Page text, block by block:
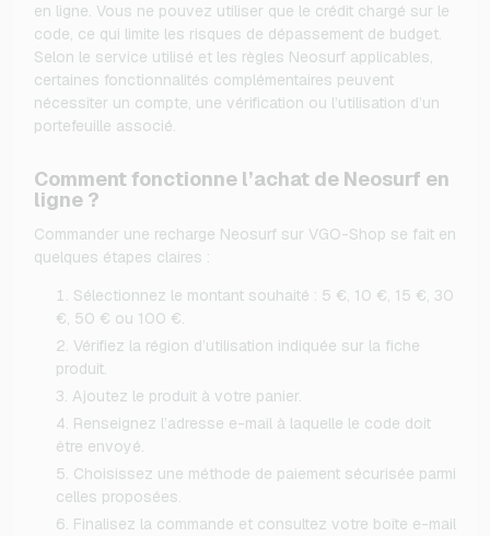
en ligne. Vous ne pouvez utiliser que le crédit chargé sur le
code, ce qui limite les risques de dépassement de budget.
Selon le service utilisé et les règles Neosurf applicables,
certaines fonctionnalités complémentaires peuvent
nécessiter un compte, une vérification ou l’utilisation d’un
portefeuille associé.
Comment fonctionne l’achat de Neosurf en
ligne ?
Commander une recharge Neosurf sur VGO-Shop se fait en
quelques étapes claires :
Sélectionnez le montant souhaité : 5 €, 10 €, 15 €, 30
€, 50 € ou 100 €.
Vérifiez la région d’utilisation indiquée sur la fiche
produit.
Ajoutez le produit à votre panier.
Renseignez l’adresse e-mail à laquelle le code doit
être envoyé.
Choisissez une méthode de paiement sécurisée parmi
celles proposées.
Finalisez la commande et consultez votre boîte e-mail